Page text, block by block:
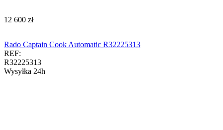
‍12 600‍ zł
Rado Captain Cook Automatic R32225313
REF:
R32225313
Wysyłka 24h